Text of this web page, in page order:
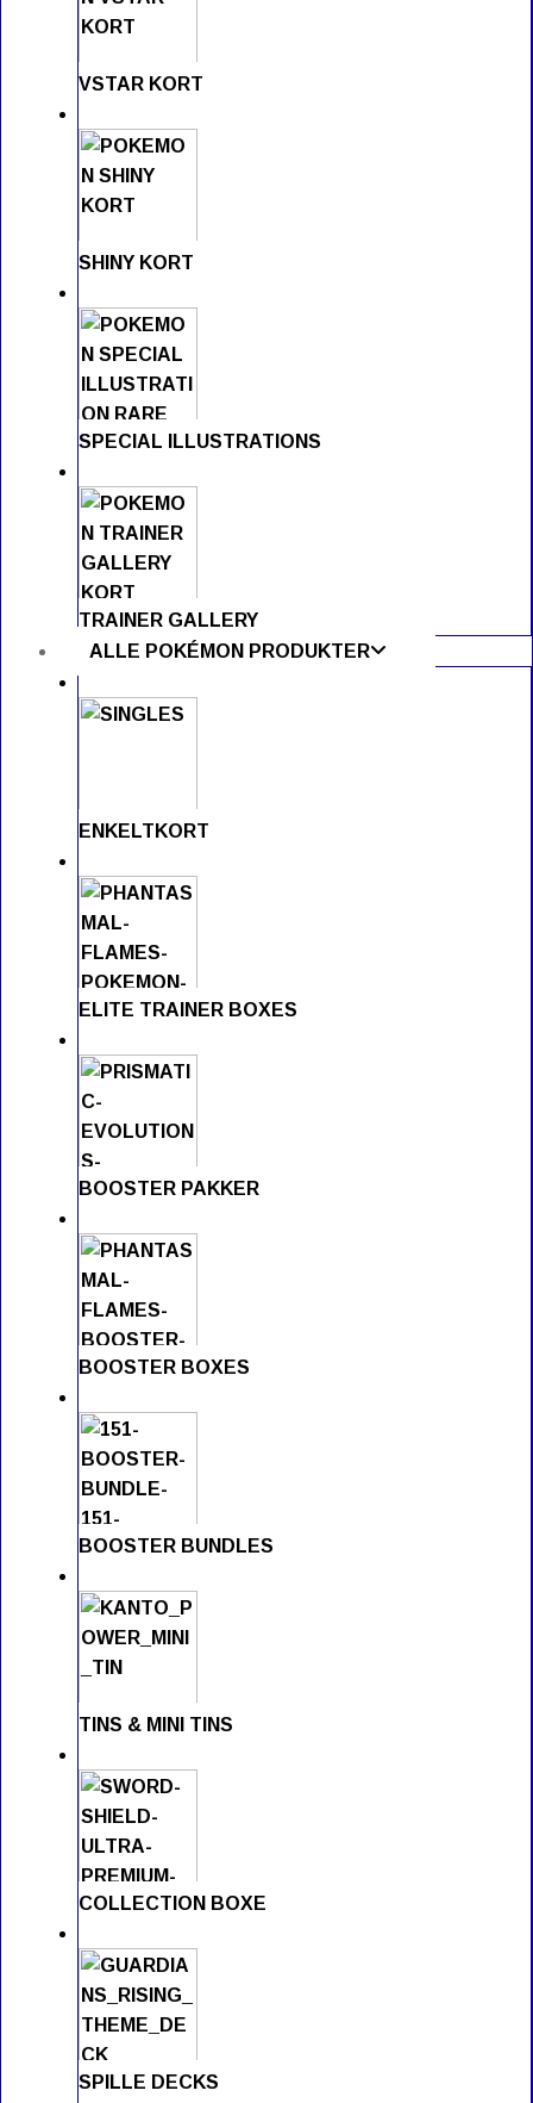
VSTAR KORT
SHINY KORT
SPECIAL ILLUSTRATIONS
TRAINER GALLERY
ALLE POKÉMON PRODUKTER
ENKELTKORT
ELITE TRAINER BOXES
BOOSTER PAKKER
BOOSTER BOXES
BOOSTER BUNDLES
TINS & MINI TINS
COLLECTION BOXE
SPILLE DECKS